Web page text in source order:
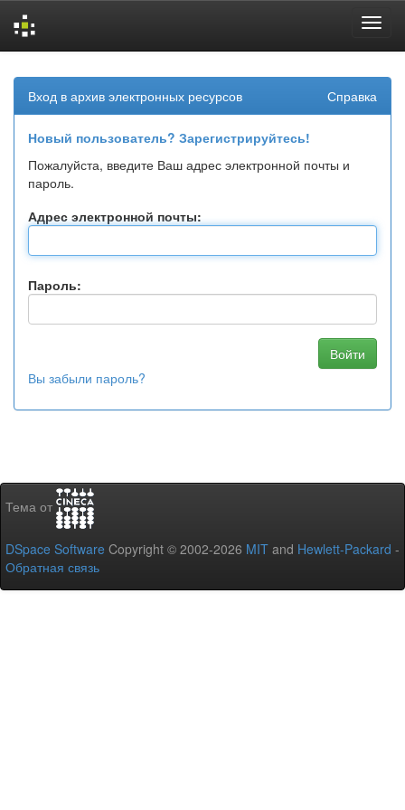
navigation
Вход в архив электронных ресурсов Справка
Новый пользователь? Зарегистрируйтесь!
Пожалуйста, введите Ваш адрес электронной почты и
пароль.
Адрес электронной почты:
Пароль:
Вы забыли пароль?
Тема от
DSpace Software Copyright © 2002-2026 MIT and Hewlett-Packard -
Обратная связь